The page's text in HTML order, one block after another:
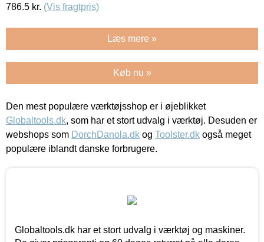
786.5 kr. (Vis fragtpris)
Læs mere »
Køb nu »
Den mest populære værktøjsshop er i øjeblikket
Globaltools.dk, som har et stort udvalg i værktøj. Desuden er
webshops som DorchDanola.dk og Toolster.dk også meget
populære iblandt danske forbrugere.
Globaltools.dk har et stort udvalg i værktøj og maskiner.